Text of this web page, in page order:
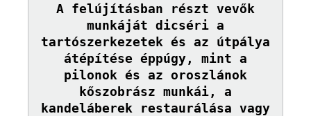
A felújításban részt vevők
munkáját dicséri a
tartószerkezetek és az útpálya
átépítése éppúgy, mint a
pilonok és az oroszlánok
kőszobrász munkái, a
kandeláberek restaurálása vagy